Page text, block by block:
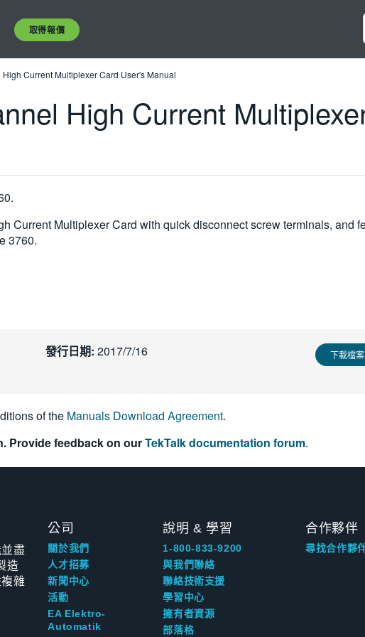
取得報價
Current Multiplexer Card User's Manual
High Current
Current Multiplexer Card with quick disconnect screw terminals, and
3760.
發行日期: 2017/7/16 下載檔案
of the Manuals Download Agreement.
Provide feedback on ourTekTalk documentation forum.
盡
造
雜
公司
關於我們
人才招募
新聞中心
活動
EA Elektro-
Automatik
說明 & 學習
1-800-833-9200
與我們聯絡
聯絡技術支援
學習中心
擁有者資源
部落格
合作夥伴
尋找合作夥